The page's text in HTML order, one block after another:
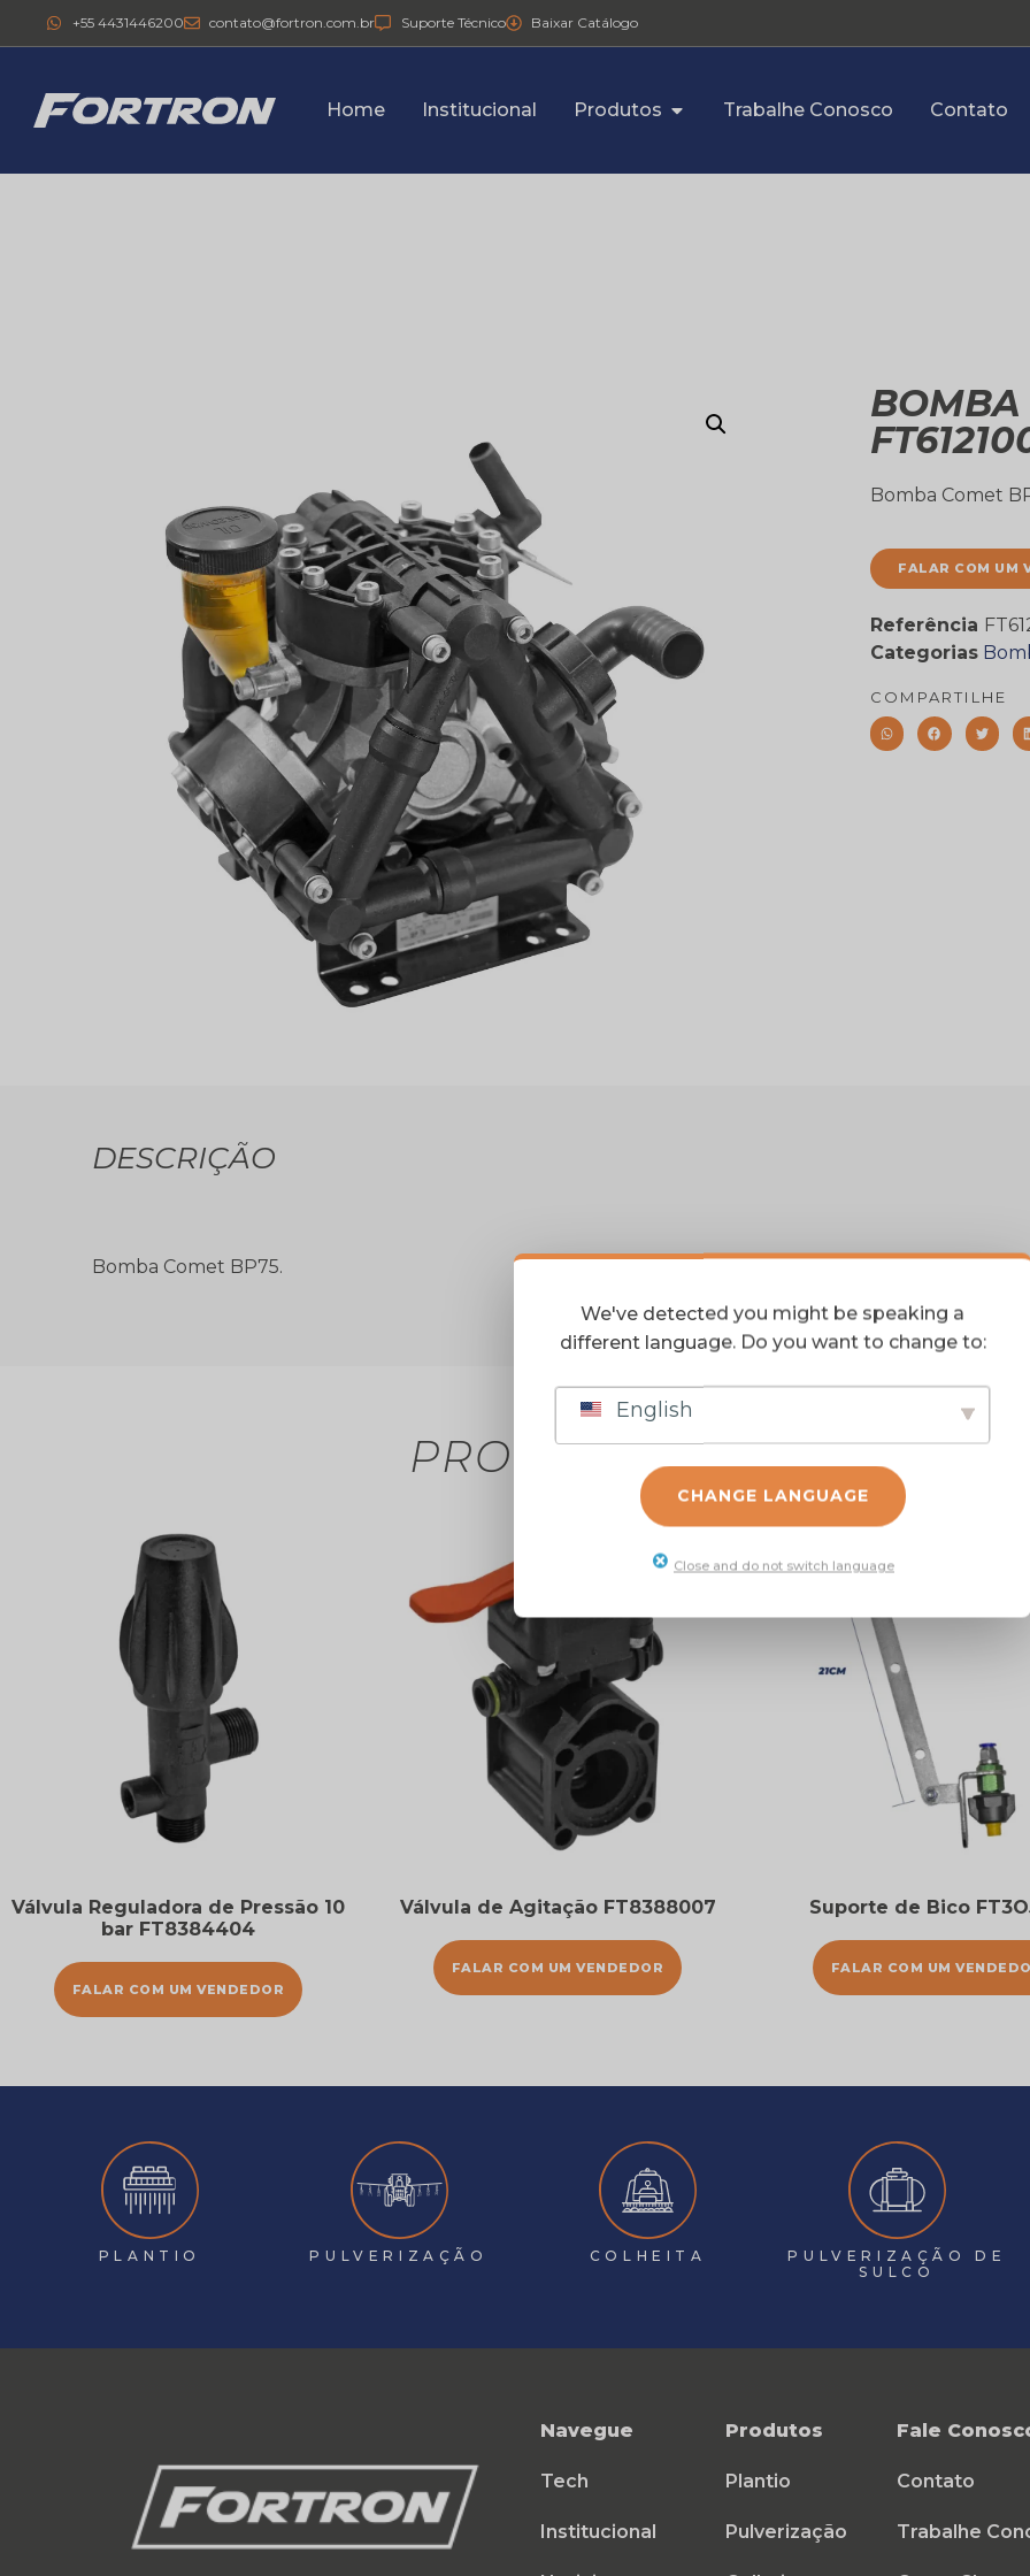
+55 4431446200 contato@fortron.com.br Suporte Técnico Baixar Catálogo
Home Institucional Produtos Trabalhe Conosco Contato
BOMBA
Bomba Comet
FALAR COM UM
Referência
Categorias
COMPARTILHE
DESCRIÇÃO
Bomba Comet BP75.
PRODUTOS
Válvula Reguladora de Pressão 10
bar FT8384404
FALAR COM UM VENDEDOR
Válvula de Agitação FT8388007
FALAR COM UM VENDEDOR
Suporte de Bico
FALAR COM UM
PLANTIO PULVERIZAÇÃO COLHEITA
PULVERIZAÇÃO DE
SULCO
Navegue
Tech
Institucional
Produtos
Plantio
Pulverização
Fale
Contato
Trabalhe
We've detected you might be speaking a
different language. Do you want to change to:
English
CHANGE LANGUAGE
Close and do not switch language